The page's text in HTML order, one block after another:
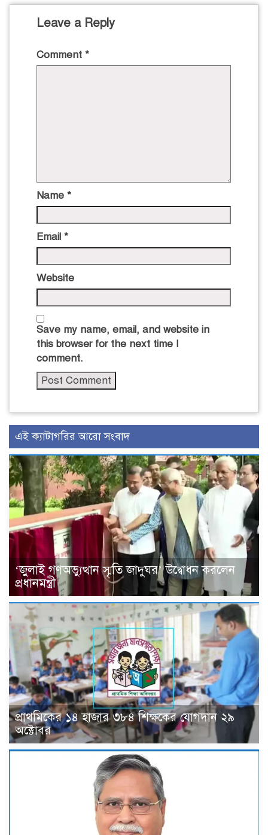
Leave a Reply
Comment *
Name *
Email *
Website
Save my name, email, and website in
this browser for the next time I
comment.
এই ক্যাটাগরির আরো সংবাদ
‘জুলাই গণঅভ্যুত্থান স্মৃতি জাদুঘর’ উদ্বোধন করলেন
প্রধানমন্ত্রী
প্রাথমিকের ১৪ হাজার ৩৮৪ শিক্ষকের যোগদান ২৯
অক্টোবর